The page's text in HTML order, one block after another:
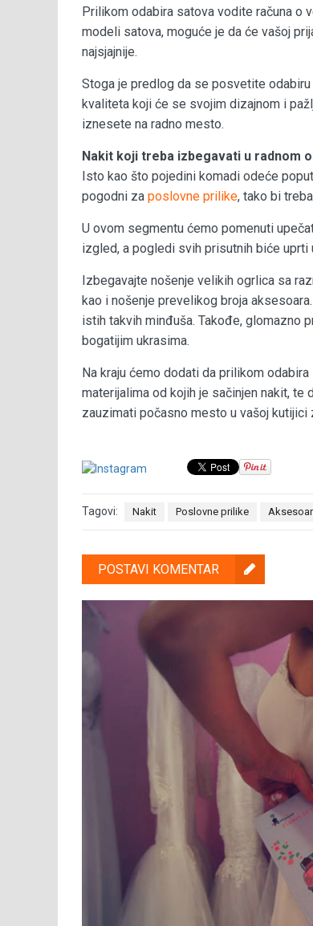
Prilikom odabira satova vodite računa o
modeli satova, moguće je da će vašoj
najsjajnije.
Stoga je predlog da se posvetite
kvaliteta koji će se svojim dizajnom i
iznesete na radno mesto.
Nakit koji treba izbegavati u radnom
Isto kao što pojedini komadi odeće
pogodni za poslovne prilike, tako bi
U ovom segmentu ćemo pomenuti
izgled, a pogledi svih prisutnih biće uprti
Izbegavajte nošenje velikih ogrlica sa
kao i nošenje prevelikog broja
istih takvih minđuša. Takođe, glomazno
bogatijim ukrasima.
Na kraju ćemo dodati da prilikom
materijalima od kojih je sačinjen nakit,
zauzimati počasno mesto u vašoj kutijici
Tagovi: Nakit Poslovne prilike Aksesoar
POSTAVI KOMENTAR